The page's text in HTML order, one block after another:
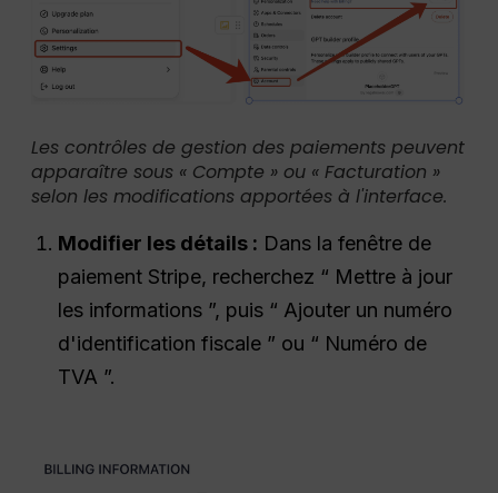
Les contrôles de gestion des paiements peuvent
apparaître sous « Compte » ou « Facturation »
selon les modifications apportées à l'interface.
Modifier les détails : Dans la fenêtre de
paiement Stripe, recherchez “ Mettre à jour
les informations ”, puis “ Ajouter un numéro
d'identification fiscale ” ou “ Numéro de
TVA ”.